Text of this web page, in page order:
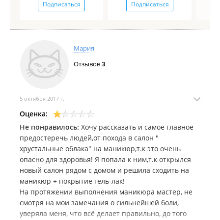
Подписаться Подписаться
Мария
Отзывов3
5 октября 2017 г.
Оценка:
Не понравилось: Хочу рассказать и самое главное
предостеречь людей,от похода в салон "
хрустальные облака" на маникюр,т.к это очень
опасно для здоровья! Я попала к ним,т.к открылся
новый салон рядом с домом и решила сходить на
маникюр + покрытие гель-лак!
На протяжении выполнения маникюра мастер, не
смотря на мои замечания о сильнейшей боли,
уверяла меня, что всё делает правильно, до того